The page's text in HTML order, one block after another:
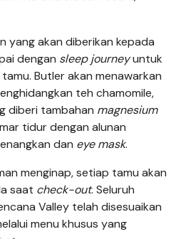
yang akan diberikan kepada
dengan sleep journeyuntuk
Butler akan menawarkan
teh chamomile,
diberi tambahan magnesium
tidur dengan alunan
dan eye mask.
menginap, setiap tamu akan
saat check-out. Seluruh
Valley telah disesuaikan
menu khusus yang